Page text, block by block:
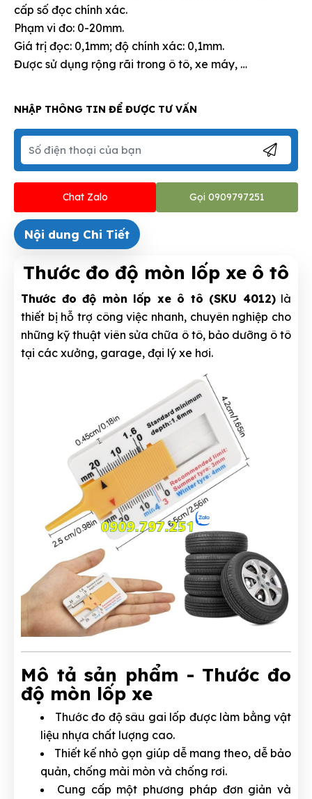
cấp số đọc chính xác.
Phạm vi đo: 0-20mm.
Giá trị đọc: 0,1mm; độ chính xác: 0,1mm.
Được sử dụng rộng rãi trong ô tô, xe máy, …
NHẬP THÔNG TIN ĐỂ ĐƯỢC TƯ VẤN
Chat Zalo Gọi 0909797251
Nội dung Chi Tiết
Thước đo độ mòn lốp xe ô tô
Thước đo độ mòn lốp xe ô tô (SKU 4012)là
thiết bị hỗ trợ công việc nhanh, chuyên nghiệp cho
những kỹ thuật viên sửa chữa ô tô, bảo dưỡng ô tô
tại các xưởng, garage, đại lý xe hơi.
Mô tả sản phẩm - Thước đo
độ mòn lốp xe
Thước đo độ sâu gai lốp được làm bằng vật
liệu nhựa chất lượng cao.
Thiết kế nhỏ gọn giúp dễ mang theo, dễ bảo
quản, chống mài mòn và chống rơi.
Cung cấp một phương pháp đơn giản và